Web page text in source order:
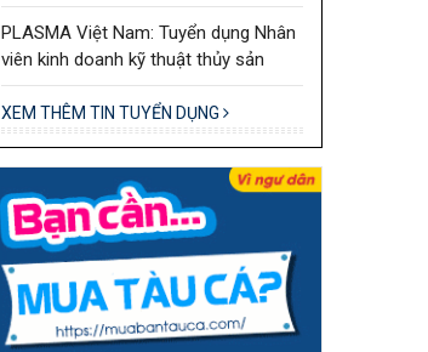
PLASMA Việt Nam: Tuyển dụng Nhân
viên kinh doanh kỹ thuật thủy sản
XEM THÊM TIN TUYỂN DỤNG